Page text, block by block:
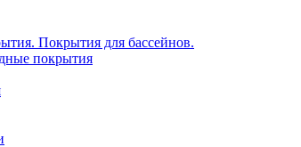
Покрытия для бассейнов.
покрытия